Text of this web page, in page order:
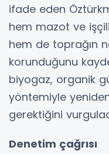
ifade eden
hem mazot ve
hem de toprağın
korunduğunu
biyogaz, organik
yöntemiyle
gerektiğini
Denetim çağrısı